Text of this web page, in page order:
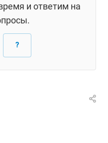
и ответим на
?